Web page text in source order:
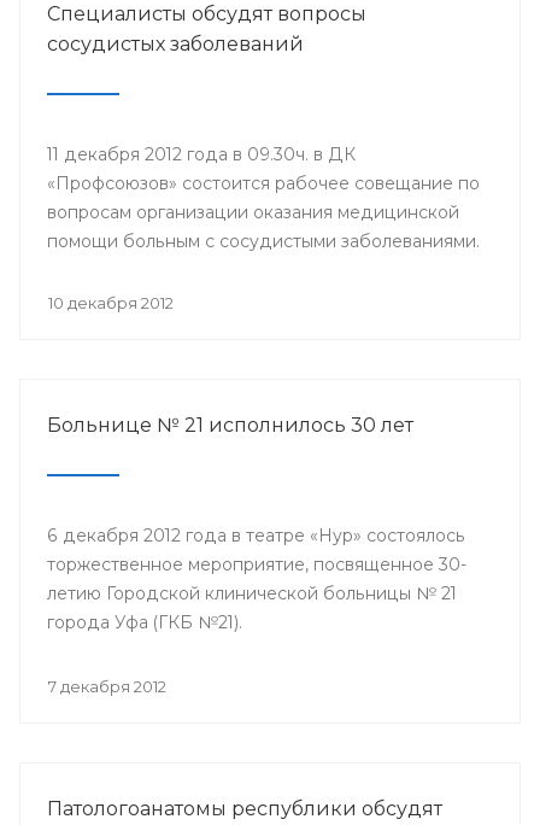
Специалисты обсудят вопросы
сосудистых заболеваний
11 декабря 2012 года в 09.30ч. в ДК
«Профсоюзов» состоится рабочее совещание по
вопросам организации оказания медицинской
помощи больным с сосудистыми заболеваниями.
10 декабря 2012
Больнице № 21 исполнилось 30 лет
6 декабря 2012 года в театре «Нур» состоялось
торжественное мероприятие, посвященное 30-
летию Городской клинической больницы № 21
города Уфа (ГКБ №21).
7 декабря 2012
Патологоанатомы республики обсудят